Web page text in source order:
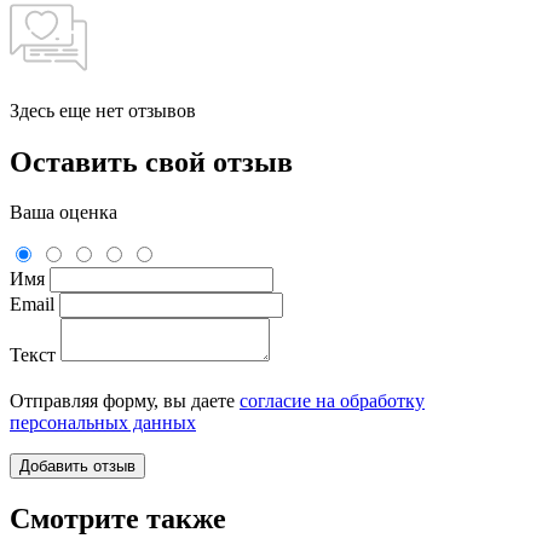
Здесь еще нет отзывов
Оставить свой отзыв
Ваша оценка
Имя
Email
Текст
Отправляя форму, вы даете согласие на обработку
персональных данных
Смотрите также